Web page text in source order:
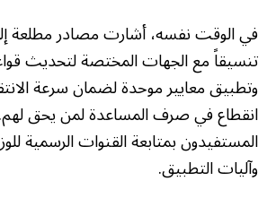
في الوقت نفسه، أشارت مصادر مطلعة
تنسيقاً مع الجهات المختصة لتحديث
وتطبيق معايير موحدة لضمان سرعة
انقطاع في صرف المساعدة لمن يحق
المستفيدون بمتابعة القنوات الرسمية
وآليات التطبيق.